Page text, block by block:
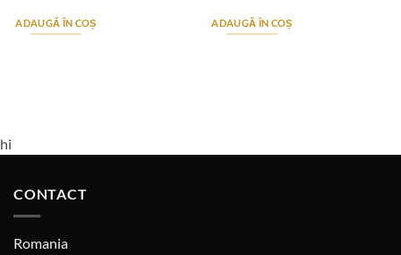
ADAUGĂ ÎN COȘ ADAUGĂ ÎN COȘ
hi
CONTACT
Romania